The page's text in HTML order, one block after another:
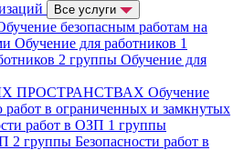
Все услуги
безопасным работам на
Обучение для работников 1
2 группы Обучение для
ПРОСТРАНСТВАХ Обучение
в ограниченных и замкнутых
работ в ОЗП 1 группы
2 группы Безопасности работ в